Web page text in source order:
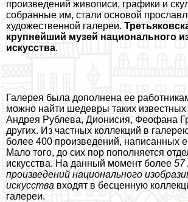
произведений живописи, графики и
собранные им, стали основой
художественной галереи.
крупнейший музей национального
искусства.
Галерея была дополнена ее
можно найти шедевры таких
Андрея Рублева, Дионисия, Феофана
других. Из частных коллекций в
более 400 произведений, написанных
Мало того, до сих пор пополняется
искусства. На данный момент более 57
произведений национального
искусства входят в бесценную
галереи.